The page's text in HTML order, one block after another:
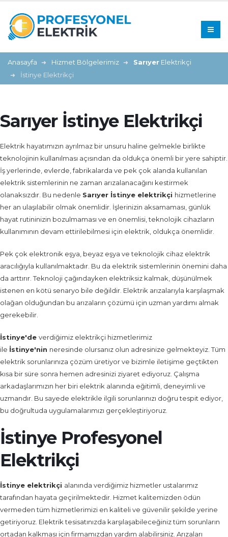
Anasayfa Hizmet Bölgelerimiz Sarıyer Elektrikçi
İstinye Elektrikçi
Sarıyer İstinye Elektrikçi
Elektrik hayatımızın ayrılmaz bir unsuru haline gelmekle birlikte
teknolojinin kullanılması açısından da oldukça önemli bir yere sahiptir.
İş yerlerinde, evlerde, fabrikalarda ve pek çok alanda kullanılan
elektrik sistemlerinin ne zaman arızalanacağını kestirmek
olanaksızdır. Bu nedenle Sarıyer İstinye elektrikçi hizmetlerine
her an ulaşılabilir olmak önemlidir. İşlerinizin aksamaması, günlük
hayat rutininizin bozulmaması ve en önemlisi, teknolojik cihazların
kullanımının devam ettirilebilmesi için elektrik, oldukça önemlidir.
Pek çok elektronik eşya, beyaz eşya ve teknolojik cihaz elektrik
aracılığıyla kullanılmaktadır. Bu da elektrik sistemlerinin önemini daha
da arttırır. Teknoloji çağındayken elektriksiz kalmak, düşünülmek
istenen en kötü senaryo bile değildir. Elektrik arızalarıyla karşılaşmak
olağan olduğundan bu arızaların çözümü için uzman yardımı almak
gerekebilir.
İstinye'de verdiğimiz elektrikçi hizmetlerimiz
ile İstinye'nin neresinde olursanız olun adresinize gelmekteyiz. Tüm
elektrik sorunlarınıza çözüm üretiyor ve bizimle iletişime geçtikten
kısa bir süre sonra hemen adresinizi ziyaret ediyoruz. Çalışma
arkadaşlarımızın her biri elektrik alanında eğitimli, deneyimli ve
uzmandır. Bu sayede elektrikle ilgili sorunlarınızı doğru tespit ediyor,
bu doğrultuda uygulamalarımızı gerçekleştiriyoruz.
İstinye Profesyonel
Elektrikçi
İstinye elektrikçi alanında verdiğimiz hizmetler ustalarımız
tarafından hayata geçirilmektedir. Hizmet kalitemizden ödün
vermeden tüm hizmetlerimizi en kaliteli ve güvenilir şekilde yerine
getiriyoruz. Elektrik tesisatınızda karşılaşabileceğiniz tüm sorunların
ortadan kalkması için firmamızdan yardım alabilirsiniz. Arızaları